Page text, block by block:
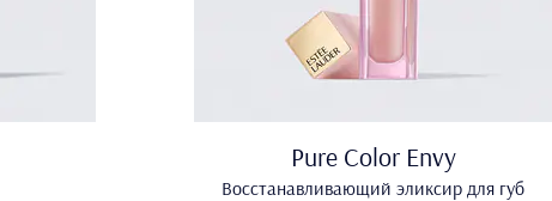
Pure Color Envy
Восстанавливающий эликсир для губ